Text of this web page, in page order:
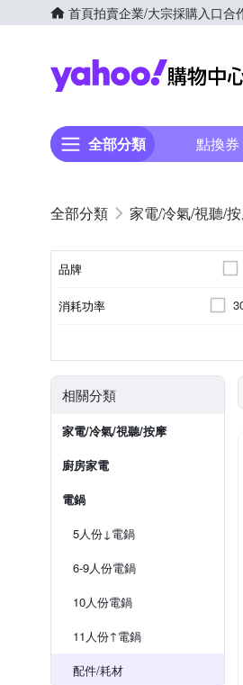
首頁拍賣企業/大宗採購入口合
全部分類 點換券
家電/冷氣/視聽/
品牌
消耗功率
相關分類
家電/冷氣/視聽/按摩
廚房家電
電鍋
5人份↓電鍋
6-9人份電鍋
10人份電鍋
11人份↑電鍋
配件/耗材